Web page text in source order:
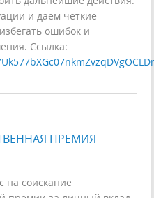
и даем четкие
ошибок и
Ссылка:
ПРЕМИЯ
на соискание